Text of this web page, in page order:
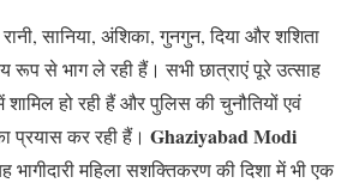
सानिया, अंशिका, गुनगुन, दिया और शशिता
रूप से भाग ले रही हैं। सभी छात्राएं पूरे उत्साह
हो रही हैं और पुलिस की चुनौतियों एवं
प्रयास कर रही हैं। Ghaziyabad Modi
भागीदारी महिला सशक्तिकरण की दिशा में भी एक